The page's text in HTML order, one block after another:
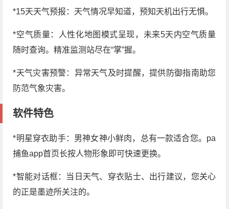
*15天天气预报：天气情况早知道，预知天机出行无惧。
*空气质量：人性化地图模式呈现，未来5天内空气质量
随时查询。精准监测站尽在“掌”握。
*天气灾害预警：异常天气及时提醒，提供防御指南助您
防范气象灾害。
软件特色
*明星穿衣助手：男神女神小鲜肉，总有一款适合您。pa
捕鱼app首页长按人物形象即可快速更换。
*智能对话框：当日天气、穿衣贴士、出行建议，您关心
的正是墨迹所关注的。